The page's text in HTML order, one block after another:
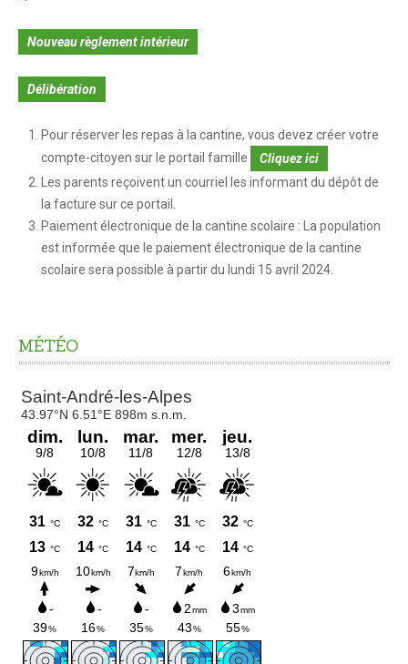
Accueil périscolaire
Education
L'enseignement élémentaire
L'enseignement secondaire
Le calendrier scolaire
Transports scolaires
SOLIDARITÉS
Présentation
Personnes handicapées
Le SSIAD
Places de stationnement
Seniors
Nouveau règlement intérieur
Délibération
Pour réserver les repas à la cantine, vous devez créer votre
compte-citoyen sur le portail famille
Cliquez ici
Les parents reçoivent un courriel les informant du dépôt de
la facture sur ce portail.
Paiement électronique de la cantine scolaire : La population
est informée que le paiement électronique de la cantine
scolaire sera possible à partir du lundi 15 avril 2024.
MÉTÉO